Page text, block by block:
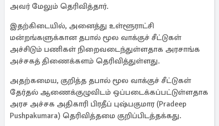
அவர் மேலும் தெரிவித்தார்.
இதற்கிடையில், அனைத்து உள்ளூராட்சி
மன்றங்களுக்கான தபால் மூல வாக்குச் சீட்டுகள்
அச்சிடும் பணிகள் நிறைவடைந்துள்ளதாக அரசாங்க
அச்சகத் திணைக்களம் தெரிவித்துள்ளது.
அதற்கமைய, குறித்த தபால் மூல வாக்குச் சீட்டுகள்
தேர்தல் ஆணைக்குழுவிடம் ஒப்படைக்கப்பட்டுள்ளதாக
அரச அச்சக அதிகாரி பிரதீப் புஷ்பகுமார (Pradeep
Pushpakumara) தெரிவித்தமை குறிப்பிடத்தக்கது.